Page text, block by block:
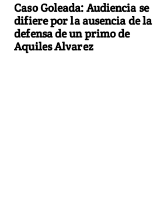
Caso Goleada: Audiencia se
difiere por la ausencia de la
defensa de un primo de
Aquiles Alvarez